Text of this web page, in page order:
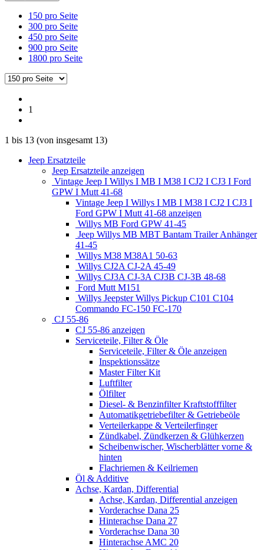
150 pro Seite
300 pro Seite
450 pro Seite
900 pro Seite
1800 pro Seite
1
1 bis 13 (von insgesamt 13)
Jeep Ersatzteile
Jeep Ersatzteile anzeigen
Vintage Jeep I Willys I MB I M38 I CJ2 I CJ3 I Ford
GPW I Mutt 41-68
Vintage Jeep I Willys I MB I M38 I CJ2 I CJ3 I
Ford GPW I Mutt 41-68 anzeigen
Willys MB Ford GPW 41-45
Jeep Willys MB MBT Bantam Trailer Anhänger
41-45
Willys M38 M38A1 50-63
Willys CJ2A CJ-2A 45-49
Willys CJ3A CJ-3A CJ3B CJ-3B 48-68
Ford Mutt M151
Willys Jeepster Willys Pickup C101 C104
Commando FC-150 FC-170
CJ 55-86
CJ 55-86 anzeigen
Serviceteile, Filter & Öle
Serviceteile, Filter & Öle anzeigen
Inspektionssätze
Master Filter Kit
Luftfilter
Ölfilter
Diesel- & Benzinfilter Kraftstofffilter
Automatikgetriebefilter & Getriebeöle
Verteilerkappe & Verteilerfinger
Zündkabel, Zündkerzen & Glühkerzen
Scheibenwischer, Wischerblätter vorne &
hinten
Flachriemen & Keilriemen
Öl & Additive
Achse, Kardan, Differential
Achse, Kardan, Differential anzeigen
Vorderachse Dana 25
Hinterachse Dana 27
Vorderachse Dana 30
Hinterachse AMC 20